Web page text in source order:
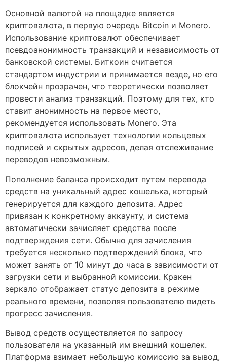
Основной валютой на площадке является
криптовалюта, в первую очередь Bitcoin и Monero.
Использование криптовалют обеспечивает
псевдоанонимность транзакций и независимость от
банковской системы. Биткоин считается
стандартом индустрии и принимается везде, но его
блокчейн прозрачен, что теоретически позволяет
провести анализ транзакций. Поэтому для тех, кто
ставит анонимность на первое место,
рекомендуется использовать Monero. Эта
криптовалюта использует технологии кольцевых
подписей и скрытых адресов, делая отслеживание
переводов невозможным.
Пополнение баланса происходит путем перевода
средств на уникальный адрес кошелька, который
генерируется для каждого депозита. Адрес
привязан к конкретному аккаунту, и система
автоматически зачисляет средства после
подтверждения сети. Обычно для зачисления
требуется несколько подтверждений блока, что
может занять от 10 минут до часа в зависимости от
загрузки сети и выбранной комиссии. Кракен
зеркало отображает статус депозита в режиме
реального времени, позволяя пользователю видеть
прогресс зачисления.
Вывод средств осуществляется по запросу
пользователя на указанный им внешний кошелек.
Платформа взимает небольшую комиссию за вывод,